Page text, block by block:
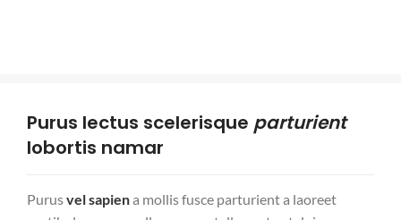
Purus lectus scelerisque parturient
lobortis namar
Purusvel sapiena mollis fusce parturient a laoreet